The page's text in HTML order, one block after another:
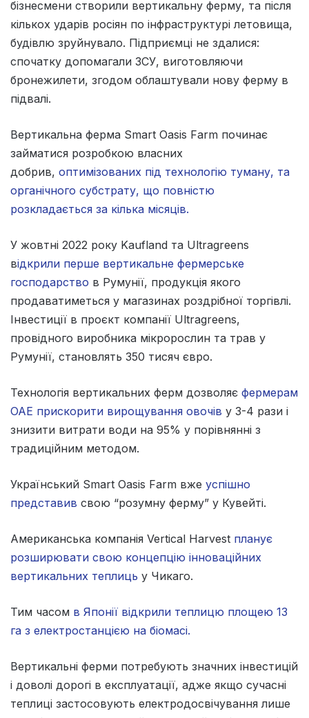
бізнесмени створили вертикальну ферму, та після
кількох ударів росіян по інфраструктурі летовища,
будівлю зруйнувало. Підприємці не здалися:
спочатку допомагали ЗСУ, виготовляючи
бронежилети, згодом облаштували нову ферму в
підвалі.
Вертикальна ферма Smart Oasis Farm починає
займатися розробкою власних
добрив, оптимізованих під технологію туману, та
органічного субстрату, що повністю
розкладається за кілька місяців.
У жовтні 2022 року Kaufland та Ultragreens
відкрили перше вертикальне фермерське
господарство в Румунії, продукція якого
продаватиметься у магазинах роздрібної торгівлі.
Інвестиції в проєкт компанії Ultragreens,
провідного виробника мікророслин та трав у
Румунії, становлять 350 тисяч євро.
Технологія вертикальних ферм дозволяє фермерам
ОАЕ прискорити вирощування овочів у 3-4 рази і
знизити витрати води на 95% у порівнянні з
традиційним методом.
Український Smart Oasis Farm вже успішно
представив свою “розумну ферму” у Кувейті.
Американська компанія Vertical Harvest планує
розширювати свою концепцію інноваційних
вертикальних теплиць у Чикаго.
Тим часом в Японії відкрили теплицю площею 13
га з електростанцією на біомасі.
Вертикальні ферми потребують значних інвестицій
і доволі дорогі в експлуатації, адже якщо сучасні
теплиці застосовують електродосвічування лише